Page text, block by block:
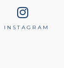
INSTAGRAM